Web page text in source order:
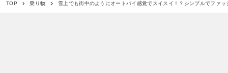
TOP 乗り物 雪上でも街中のようにオートバイ感覚でスイスイ！？シンプルでファ